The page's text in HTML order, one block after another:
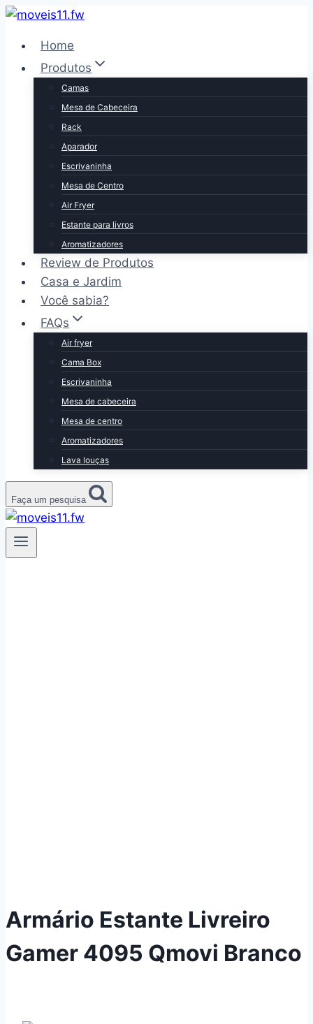
Pular
Conteúdo
Home
Produtos
Camas
Mesa de Cabeceira
Rack
Aparador
Escrivaninha
Mesa de Centro
Air Fryer
Estante para livros
Aromatizadores
Review de Produtos
Casa e Jardim
Você sabia?
FAQs
Air fryer
Cama Box
Escrivaninha
Mesa de cabeceira
Mesa de centro
Aromatizadores
Lava louças
Faça um pesquisa
Armário Estante Livreiro
Gamer 4095 Qmovi Branco